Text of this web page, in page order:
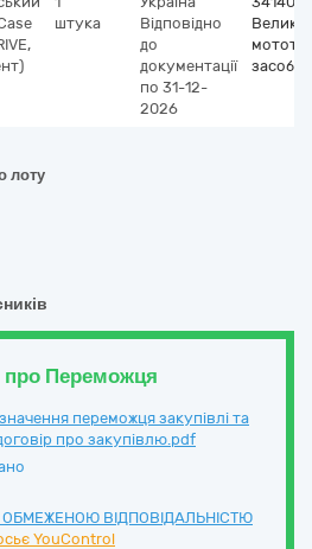
штука
Відповідно
до
документації
по 31-12-
2026
засоби
лоту
про Переможця
переможця закупівлі та
про закупівлю.pdf
ВІДПОВІДАЛЬНІСТЮ
YouControl